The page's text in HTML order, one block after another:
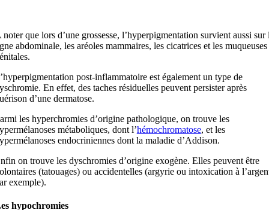
noter que lors d’une grossesse, l’hyperpigmentation survient aussi sur
abdominale, les aréoles mammaires, les cicatrices et les muqueuses
post-inflammatoire est également un type de
En effet, des taches résiduelles peuvent persister après
d’une dermatose.
les hyperchromies d’origine pathologique, on trouve les
métaboliques, dont l’hémochromatose, et les
endocriniennes dont la maladie d’Addison.
on trouve les dyschromies d’origine exogène. Elles peuvent être
(tatouages) ou accidentelles (argyrie ou intoxication à
exemple).
hypochromies